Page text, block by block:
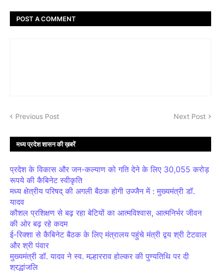
POST A COMMENT
Previous Post Next Post
मध्य प्रदेश शासन की ख़बरें
प्रदेश के विकास और जन-कल्याण को गति देने के लिए 30,055 करोड़
रूपये की कैबिनेट स्वीकृति
मध्य क्षेत्रीय परिषद् की अगली बैठक होगी उज्जैन में : मुख्यमंत्री डॉ.
यादव
कौशल प्रशिक्षण से बढ़ रहा बेटियों का आत्मविश्वास, आत्मनिर्भर जीवन
की ओर बढ़ रहे कदम
ई-रिक्शा से कैबिनेट बैठक के लिए मंत्रालय पहुंचे मंत्री द्वय श्री टेटवाल
और श्री पंवार
मुख्यमंत्री डॉ. यादव ने स्व. मल्हारराव होल्कर की पुण्यतिथि पर दी
श्रद्धांजलि